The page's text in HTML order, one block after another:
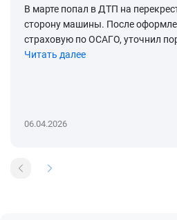
В марте попал в ДТП на
сторону машины. После
страховую по ОСАГО, уточнил
Читать далее
06.04.2026